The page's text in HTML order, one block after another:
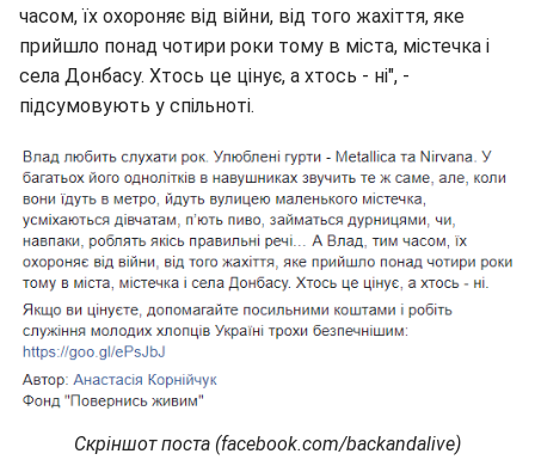
часом, їх охороняє від війни, від того жахіття, яке
прийшло понад чотири роки тому в міста, містечка і
села Донбасу. Хтось це цінує, а хтось - ні", -
підсумовують у спільноті.
Скріншот поста (facebook.com/backandalive)